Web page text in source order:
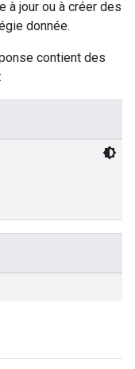
à jour ou à créer des
donnée.
contient des